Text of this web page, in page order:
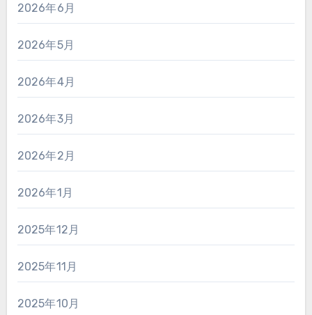
2026年6月
2026年5月
2026年4月
2026年3月
2026年2月
2026年1月
2025年12月
2025年11月
2025年10月